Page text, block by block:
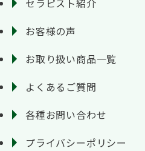
お客様の声
お取り扱い商品一覧
よくあるご質問
各種お問い合わせ
プライバシーポリシー